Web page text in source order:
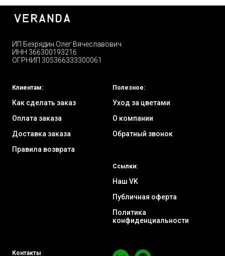
ИП Безрядин Олег Вячеславович
ИНН 366300193216
ОГРНИП 305366333300061
Клиентам:
Как сделать заказ
Оплата заказа
Доставка заказа
Правила возврата
Полезное:
Уход за цветами
О компании
Обратный звонок
Ссылки:
Наш VK
Публичная оферта
Политика
конфиденциальности
Контакты